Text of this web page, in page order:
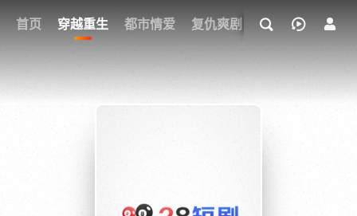
首页 穿越重生 都市情爱 复仇爽剧 玄幻武侠 奇幻
我的观影记录